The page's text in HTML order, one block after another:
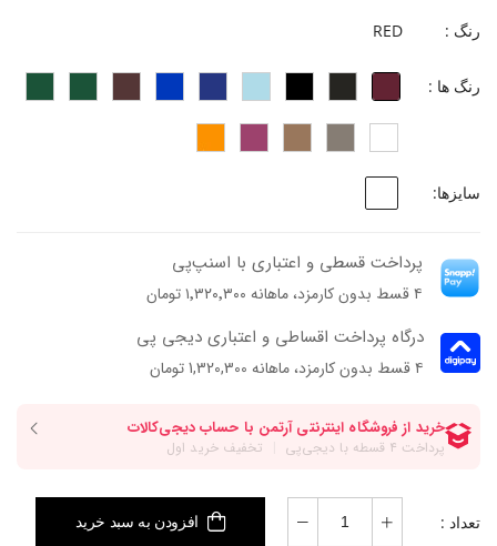
-ابعاد کیف: 6*17*22 سانتی متر
-تقسیم بندی فضای داخل: یک جیب کوچک زیپ دار
رنگ : RED
رنگ ها :
سایزها:
پرداخت قسطی و اعتباری با اسنپ‌پی
۴ قسط بدون کارمزد، ماهانه ۱٬۳۲۰٬۳۰۰ تومان
درگاه پرداخت اقساطی و اعتباری دیجی پی
۴ قسط بدون کارمزد، ماهانه 1,320,300 تومان
تعداد : افزودن به سبد خرید